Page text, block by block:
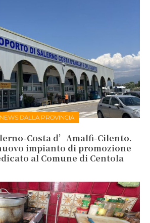
NEWS DALLA PROVINCIA
Costa d’Amalfi-Cilento.
impianto di promozione
al Comune di Centola